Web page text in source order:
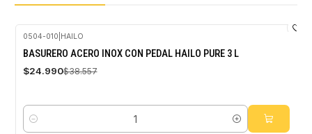
-35%
OFF
0504-010 HAILO
BASURERO ACERO INOX CON PEDAL HAILO PURE 3 L
$24.990$38.557
Cantidad